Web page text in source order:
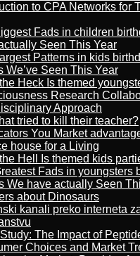
to CPA Networks for
Fads in children
Seen This Year
Patterns in kids
We’ve Seen This Year
Heck Is themed
Research
Approach
tried to kill their teacher?
You Market
house for a Living
Hell Is themed kids
Fads in youngsters
We have actually Seen
about Dinosaurs
kanali preko interneta
The Impact of
Choices and Market